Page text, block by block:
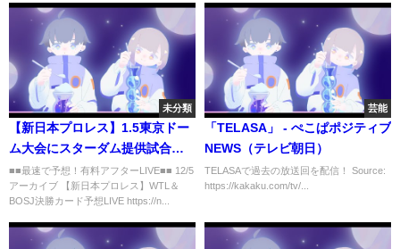
未分類
【新日本プロレス】1.5東京ドー
ム大会にスターダム提供試合が3
年連続で決定！最多出場選手に
意外な選手！未参戦の注目選手
を紹介します！njpw
【STARDOM】
■■最速で予想！有料アフターLIVE■■ 12/5
アーカイブ 【新日本プロレス】WTL＆
BOSJ決勝カード予想LIVE https://n...
芸能
「TELASA」 - ぺこぱポジティブ
NEWS（テレビ朝日）
TELASAで過去の放送回を配信！ Source:
https://kakaku.com/tv/...